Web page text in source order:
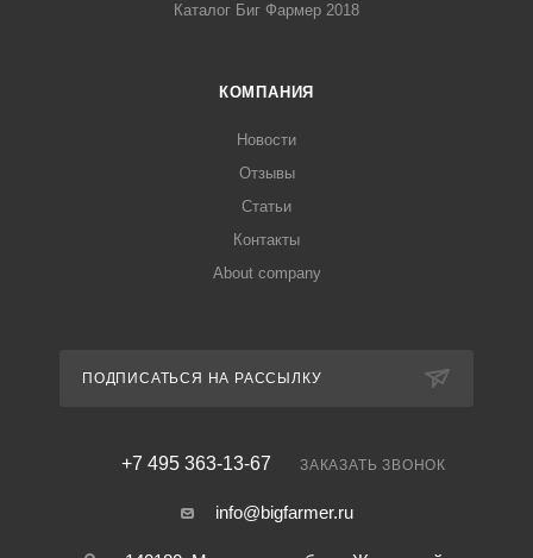
Каталог Биг Фармер 2018
КОМПАНИЯ
Новости
Отзывы
Статьи
Контакты
About company
ПОДПИСАТЬСЯ НА РАССЫЛКУ
+7 495 363-13-67 ЗАКАЗАТЬ ЗВОНОК
info@bigfarmer.ru